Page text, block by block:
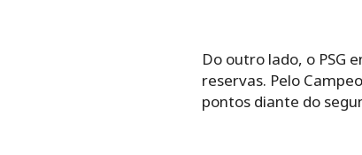
Do outro lado, o PSG
reservas. Pelo
pontos diante do